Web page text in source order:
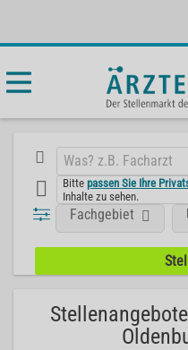
Bittepassen Sie Ihre
Inhalte zu sehen.
Fachgebiet